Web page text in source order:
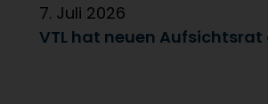
7. Juli 2026
VTL hat neuen